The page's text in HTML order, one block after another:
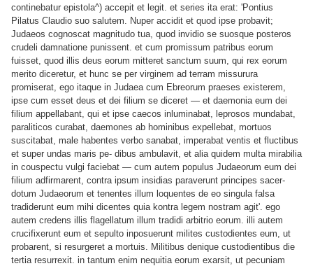
continebatur epistola^) accepit et legit. et series ita erat: 'Pontius
Pilatus Claudio suo salutem. Nuper accidit et quod ipse probavit;
Judaeos cognoscat magnitudo tua, quod invidio se suosque posteros
crudeli damnatione punissent. et cum promissum patribus eorum
fuisset, quod illis deus eorum mitteret sanctum suum, qui rex eorum
merito diceretur, et hunc se per virginem ad terram missurura
promiserat, ego itaque in Judaea cum Ebreorum praeses existerem,
ipse cum esset deus et dei filium se diceret — et daemonia eum dei
filium appellabant, qui et ipse caecos inluminabat, leprosos mundabat,
paraliticos curabat, daemones ab hominibus expellebat, mortuos
suscitabat, male habentes verbo sanabat, imperabat ventis et fluctibus
et super undas maris pe- dibus ambulavit, et alia quidem multa mirabilia
in couspectu vulgi faciebat — cum autem populus Judaeorum eum dei
filium adfirmarent, contra ipsum insidias paraverunt principes sacer-
dotum Judaeorum et tenentes illum loquentes de eo singula falsa
tradiderunt eum mihi dicentes quia kontra legem nostram agit'. ego
autem credens illis flagellatum illum tradidi arbitrio eorum. illi autem
crucifixerunt eum et sepulto inposuerunt milites custodientes eum, ut
probarent, si resurgeret a mortuis. Militibus denique custodientibus die
tertia resurrexit. in tantum enim nequitia eorum exarsit, ut pecuniam